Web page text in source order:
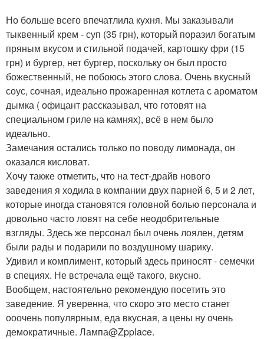
Но больше всего впечатлила кухня. Мы заказывали
тыквенный крем - суп (35 грн), который поразил богатым
пряным вкусом и стильной подачей, картошку фри (15
грн) и бургер, нет бургер, поскольку он был просто
божественный, не побоюсь этого слова. Очень вкусный
соус, сочная, идеально прожаренная котлета с ароматом
дымка ( офицант рассказывал, что готовят на
специальном гриле на камнях), всё в нем было
идеально.
Замечания остались только по поводу лимонада, он
оказался кисловат.
Хочу также отметить, что на тест-драйв нового
заведения я ходила в компании двух парней 6, 5 и 2 лет,
которые иногда становятся головной болью персонала и
довольно часто ловят на себе неодобрительные
взгляды. Здесь же персонал был очень лоялен, детям
были рады и подарили по воздушному шарику.
Удивил и комплимент, который здесь приносят - семечки
в специях. Не встречала ещё такого, вкусно.
Вообщем, настоятельно рекомендую посетить это
заведение. Я уверенна, что скоро это место станет
ооочень популярным, еда вкусная, а цены ну очень
демократичные. Лампа@Zpplace.